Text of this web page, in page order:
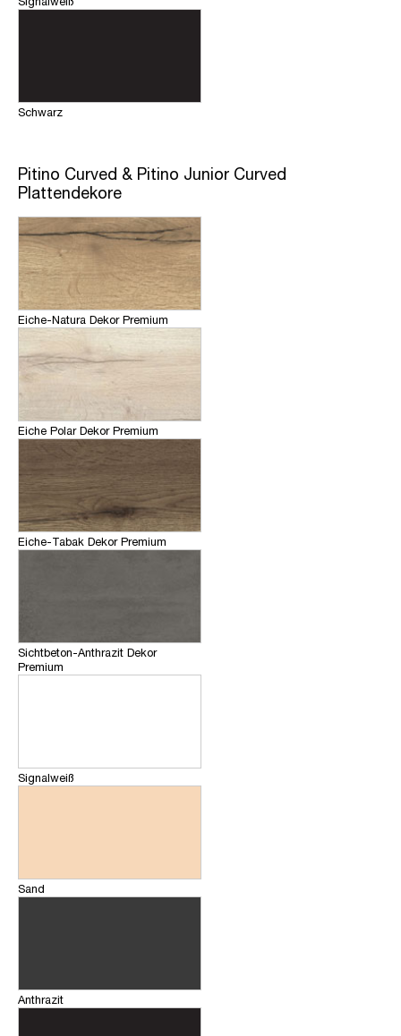
Schwarz
Pitino Curved & Pitino Junior Curved
Plattendekore
Eiche-Natura Dekor Premium
Eiche Polar Dekor Premium
Eiche-Tabak Dekor Premium
Sichtbeton-Anthrazit Dekor
Premium
Signalweiß
Sand
Anthrazit